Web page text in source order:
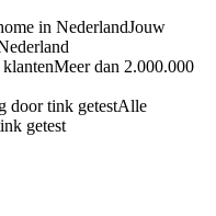
Jouw
Meer dan 2.000.000
Alle
getest